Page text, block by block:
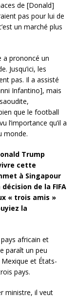
de [Donald]
pas pour lui de
un marché plus
a prononcé un
Jusqu’ici, les
pas. Il a assisté
Infantino], mais
que le football
l’importance qu’il a
monde.
Trump
cette
à Singapour
de la FIFA
« trois amis »
la
africain et
paraît un peu
et États-
pays.
ministre, il veut